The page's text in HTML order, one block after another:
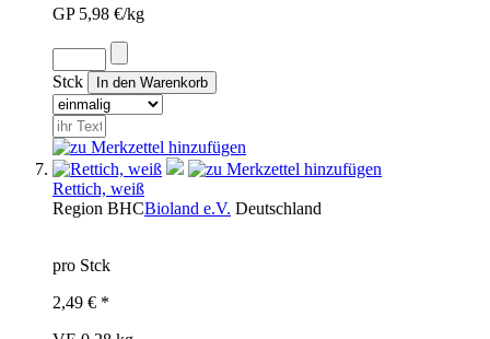
GP 5,98 €/kg
Stck
Rettich, weiß
Region BHCBioland e.V. Deutschland
pro Stck
2,49 € *